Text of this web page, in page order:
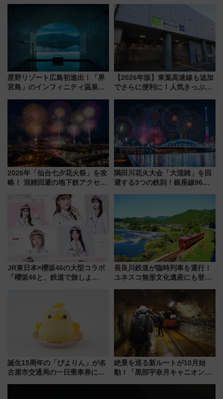
星野リゾート広島初進出！「界
宮島」のインフィニティ温泉と
宿泊料金・アクセスは？（2026
年7月23日開業）
【2026年版】東葉高速線も追加
でさらに便利に！人気きっぷ
今年も発売 秋・早春に千葉県を
巡るなら使い勝手・コスパ抜群
2026年「仙台七夕花火祭」を攻
略！ 混雑回避の地下鉄アクセス
火前に楽しむ仙台観光ルートま
で解説！
隅田川花火大会「大混雑」を回
避する3つの鉄則！銀座線96本
JR東日本×櫻坂46の大型コラボ
「櫻坂46と、鉄道で旅しよ
長良川鉄道が臨時列車を運行！
ユネスコ無形文化遺産にも登録
に 乗車には予約が必要
誕生15周年の「ぴよりん」が名
古屋市交通局の一日乗車券に！
絶景を巡る新ルートが10月始
動！「黒部宇奈月キャニオンル